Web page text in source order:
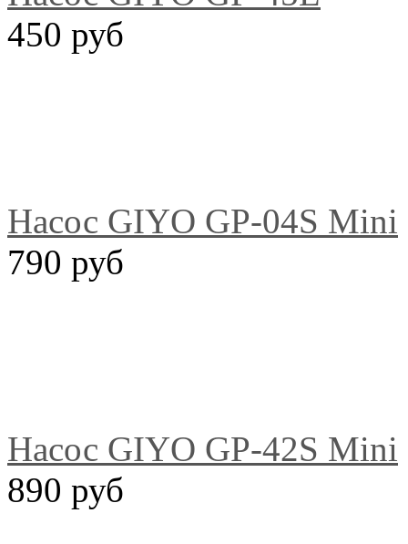
450 руб
Насос GIYO GP-04S Mini
790 руб
Насос GIYO GP-42S Mini
890 руб